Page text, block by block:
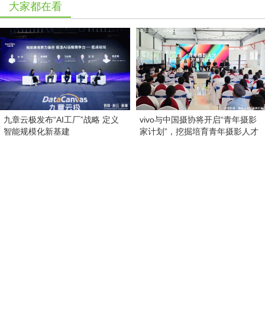
大家都在看
九章云极发布“AI工厂”战略 定义
智能规模化新基建
vivo与中国摄协将开启“青年摄影
家计划”，挖掘培育青年摄影人才